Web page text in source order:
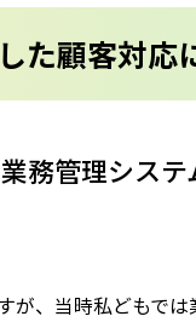
た顧客対
務管理シス
、当時私どもで